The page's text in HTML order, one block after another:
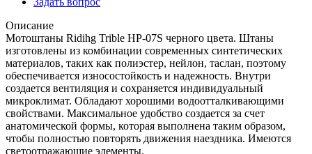
Описание
Мотоштаны Ridihg Trible HP-07S черного цвета. Штаны
изготовлены из комбинации современных синтетических
материалов, таких как полиэстер, нейлон, таслан, поэтому
обеспечивается износостойкость и надежность. Внутри
создается вентиляция и сохраняется индивидуальный
микроклимат. Обладают хорошими водоотталкивающими
свойствами. Максимальное удобство создается за счет
анатомической формы, которая выполнена таким образом,
чтобы полностью повторять движения наездника. Имеются
светоотражающие элементы.